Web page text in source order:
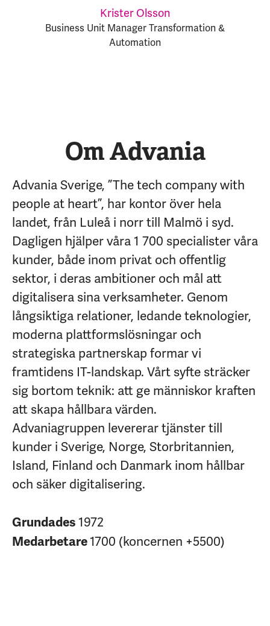
Krister Olsson
Business Unit Manager Transformation &
Automation
Om Advania
Advania Sverige, ”The tech company with
people at heart”, har kontor över hela
landet, från Luleå i norr till Malmö i syd.
Dagligen hjälper våra 1 700 specialister våra
kunder, både inom privat och offentlig
sektor, i deras ambitioner och mål att
digitalisera sina verksamheter. Genom
långsiktiga relationer, ledande teknologier,
moderna plattformslösningar och
strategiska partnerskap formar vi
framtidens IT-landskap. Vårt syfte sträcker
sig bortom teknik: att ge människor kraften
att skapa hållbara värden.
Advaniagruppen levererar tjänster till
kunder i Sverige, Norge, Storbritannien,
Island, Finland och Danmark inom hållbar
och säker digitalisering.
Grundades1972
Medarbetare1700 (koncernen +5500)